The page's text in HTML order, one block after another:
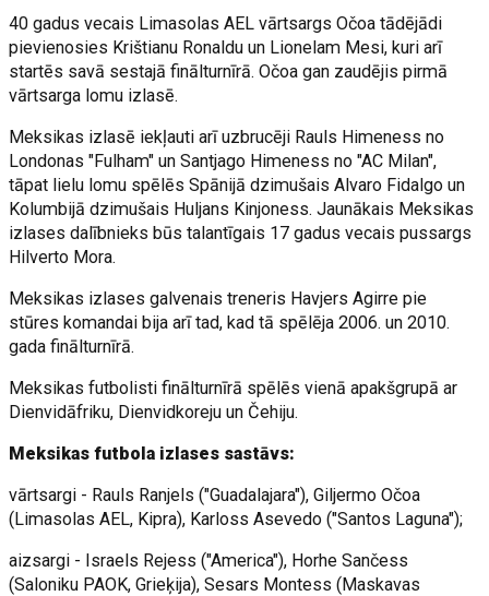
40 gadus vecais Limasolas AEL vārtsargs Očoa tādējādi
pievienosies Krištianu Ronaldu un Lionelam Mesi, kuri arī
startēs savā sestajā finālturnīrā. Očoa gan zaudējis pirmā
vārtsarga lomu izlasē.
Meksikas izlasē iekļauti arī uzbrucēji Rauls Himeness no
Londonas "Fulham" un Santjago Himeness no "AC Milan",
tāpat lielu lomu spēlēs Spānijā dzimušais Alvaro Fidalgo un
Kolumbijā dzimušais Huljans Kinjoness. Jaunākais Meksikas
izlases dalībnieks būs talantīgais 17 gadus vecais pussargs
Hilverto Mora.
Meksikas izlases galvenais treneris Havjers Agirre pie
stūres komandai bija arī tad, kad tā spēlēja 2006. un 2010.
gada finālturnīrā.
Meksikas futbolisti finālturnīrā spēlēs vienā apakšgrupā ar
Dienvidāfriku, Dienvidkoreju un Čehiju.
Meksikas futbola izlases sastāvs:
vārtsargi - Rauls Ranjels ("Guadalajara"), Giljermo Očoa
(Limasolas AEL, Kipra), Karloss Asevedo ("Santos Laguna");
aizsargi - Israels Rejess ("America"), Horhe Sančess
(Saloniku PAOK, Grieķija), Sesars Montess (Maskavas